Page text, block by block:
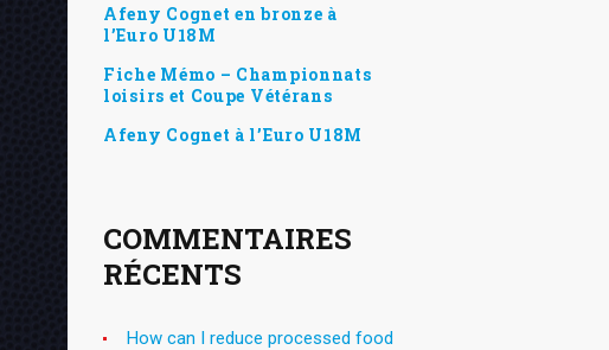
Afeny Cognet en bronze à
l’Euro U18M
Fiche Mémo – Championnats
loisirs et Coupe Vétérans
Afeny Cognet à l’Euro U18M
COMMENTAIRES
RÉCENTS
How can I reduce processed food